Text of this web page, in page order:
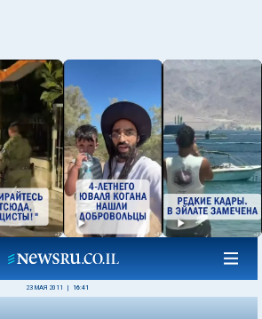
23 МАЯ 2011 16:41